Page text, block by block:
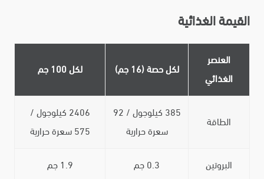
القيمة الغذائية
العنصر
الغذائي
لكل حصة (16 جم) لكل 100 جم
الطاقة
385 كيلوجول / 92
سعرة حرارية
2406 كيلوجول /
575 سعرة حرارية
البروتين 0.3 جم 1.9 جم